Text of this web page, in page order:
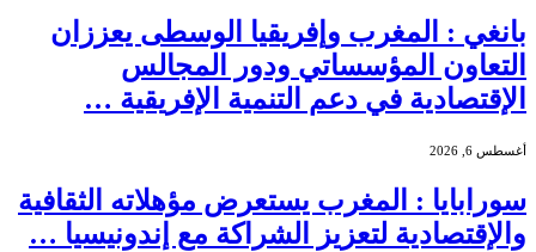
بانغي : المغرب وإفريقيا الوسطى يعززان
التعاون المؤسساتي ودور المجالس
الإقتصادية في دعم التنمية الإفريقية …
أغسطس 6, 2026
سورابايا : المغرب يستعرض مؤهلاته الثقافية
والإقتصادية لتعزيز الشراكة مع إندونيسيا …